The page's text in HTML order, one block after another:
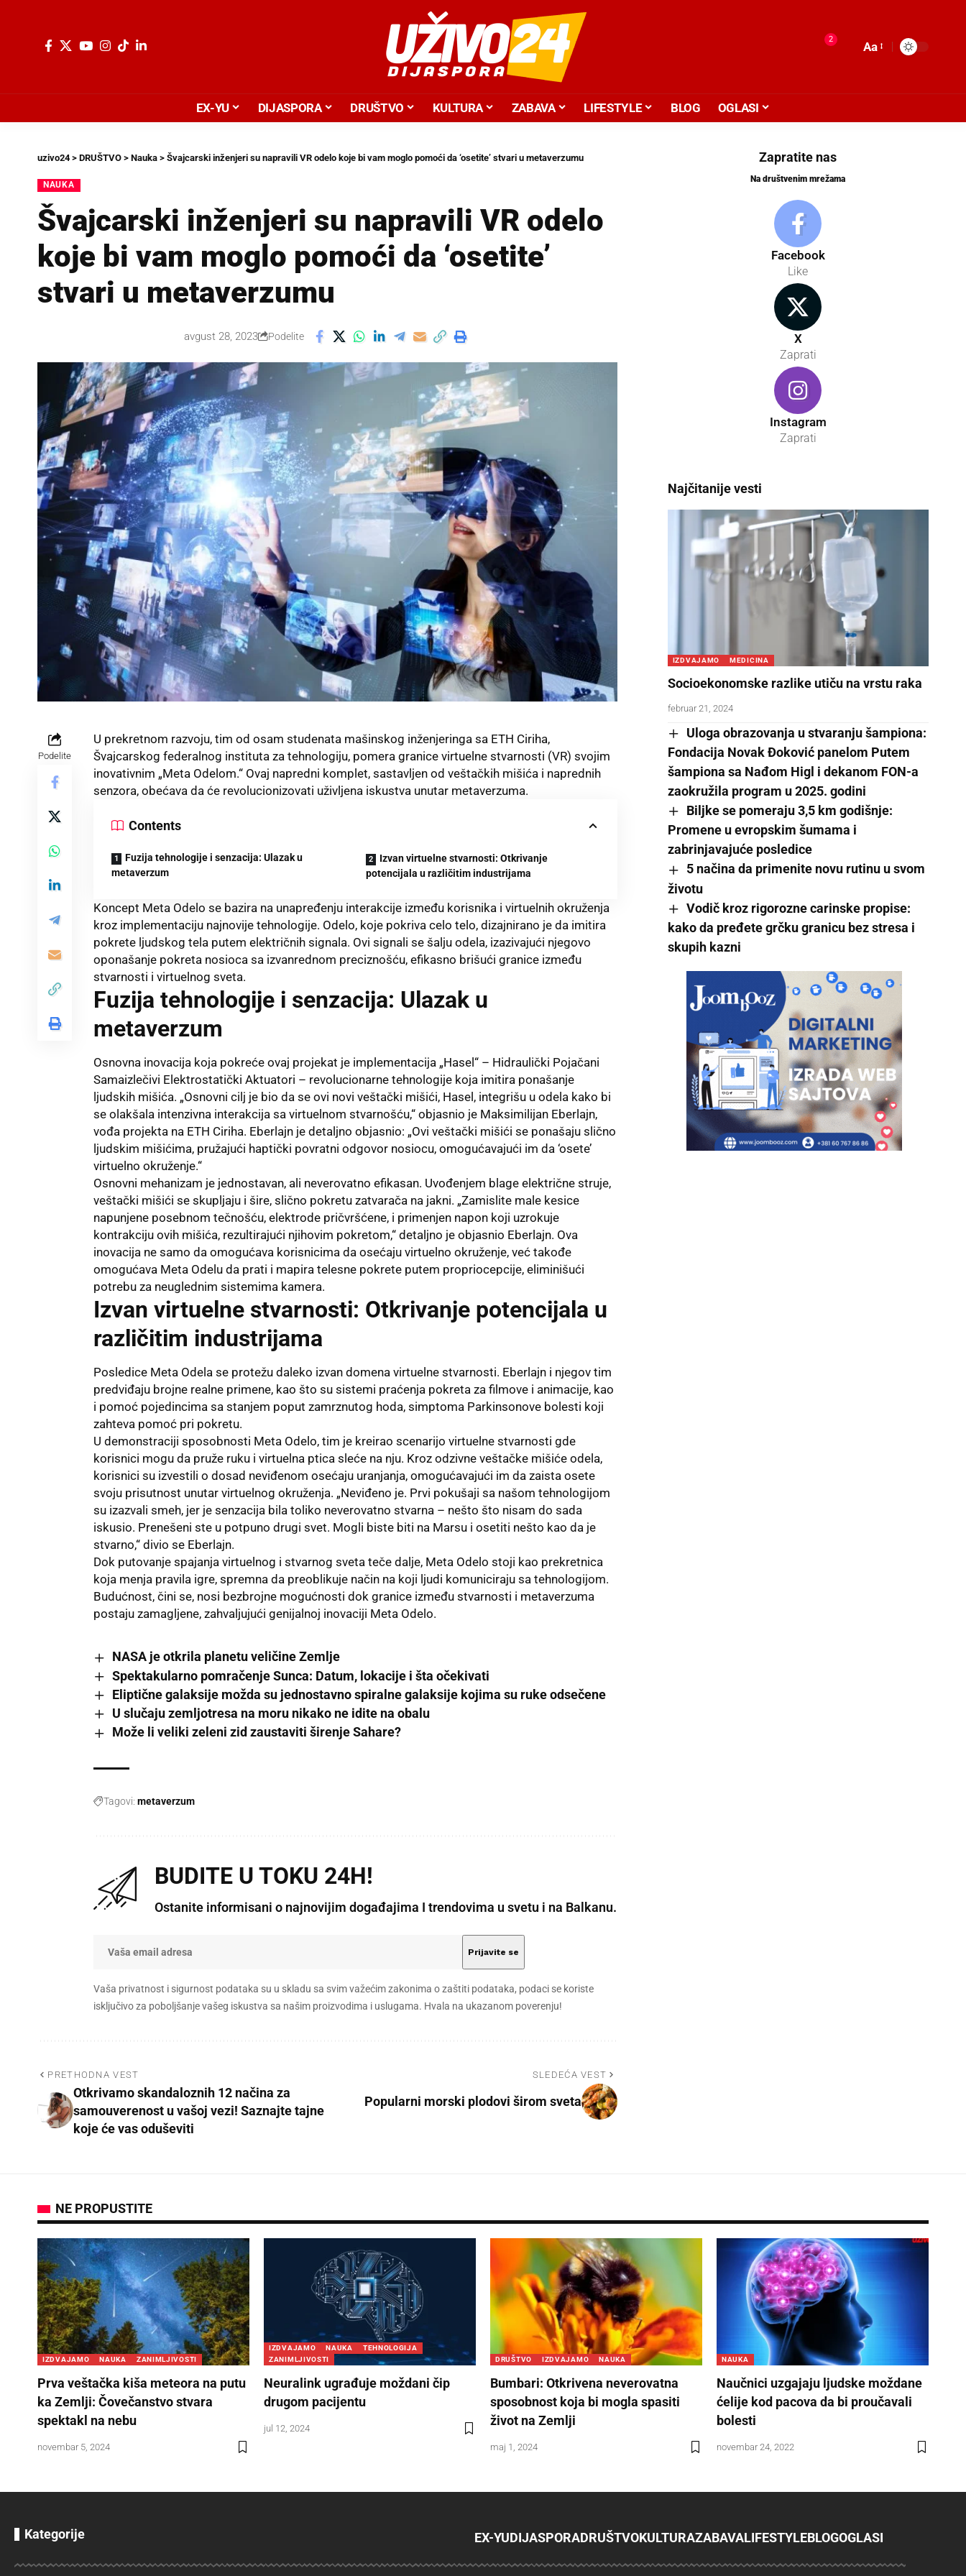
2
Aa
EX-YU DIJASPORA DRUŠTVO KULTURA ZABAVA LIFESTYLE BLOG OGLASI
uzivo24> DRUŠTVO > Nauka > Švajcarski inženjeri su napravili VR odelo koje bi vam moglo pomoći da ‘osetite’ stvari u metaverzumu
NAUKA
Švajcarski inženjeri su napravili VR odelo
koje bi vam moglo pomoći da ‘osetite’
stvari u metaverzumu
avgust 28, 2023 Podelite
Podelite
U prekretnom razvoju, tim od osam studenata mašinskog inženjeringa sa ETH Ciriha,
Švajcarskog federalnog instituta za tehnologiju, pomera granice virtuelne stvarnosti (VR) svojim
inovativnim „Meta Odelom.“ Ovaj napredni komplet, sastavljen od veštačkih mišića i naprednih
senzora, obećava da će revolucionizovati uživljena iskustva unutar metaverzuma.
Contents
Fuzija tehnologije i senzacija: Ulazak u
metaverzum
Izvan virtuelne stvarnosti: Otkrivanje
potencijala u različitim industrijama
Koncept Meta Odelo se bazira na unapređenju interakcije između korisnika i virtuelnih okruženja
kroz implementaciju najnovije tehnologije. Odelo, koje pokriva celo telo, dizajnirano je da imitira
pokrete ljudskog tela putem električnih signala. Ovi signali se šalju odela, izazivajući njegovo
oponašanje pokreta nosioca sa izvanrednom preciznošću, efikasno brišući granice između
stvarnosti i virtuelnog sveta.
Fuzija tehnologije i senzacija: Ulazak u
metaverzum
Osnovna inovacija koja pokreće ovaj projekat je implementacija „Hasel“ – Hidraulički Pojačani
Samaizlečivi Elektrostatički Aktuatori – revolucionarne tehnologije koja imitira ponašanje
ljudskih mišića. „Osnovni cilj je bio da se ovi novi veštački mišići, Hasel, integrišu u odela kako bi
se olakšala intenzivna interakcija sa virtuelnom stvarnošću,“ objasnio je Maksimilijan Eberlajn,
vođa projekta na ETH Ciriha. Eberlajn je detaljno objasnio: „Ovi veštački mišići se ponašaju slično
ljudskim mišićima, pružajući haptički povratni odgovor nosiocu, omogućavajući im da ‘osete’
virtuelno okruženje.“
Osnovni mehanizam je jednostavan, ali neverovatno efikasan. Uvođenjem blage električne struje,
veštački mišići se skupljaju i šire, slično pokretu zatvarača na jakni. „Zamislite male kesice
napunjene posebnom tečnošću, elektrode pričvršćene, i primenjen napon koji uzrokuje
kontrakciju ovih mišića, rezultirajući njihovim pokretom,“ detaljno je objasnio Eberlajn. Ova
inovacija ne samo da omogućava korisnicima da osećaju virtuelno okruženje, već takođe
omogućava Meta Odelu da prati i mapira telesne pokrete putem propriocepcije, eliminišući
potrebu za neuglednim sistemima kamera.
Izvan virtuelne stvarnosti: Otkrivanje potencijala u
različitim industrijama
Posledice Meta Odela se protežu daleko izvan domena virtuelne stvarnosti. Eberlajn i njegov tim
predviđaju brojne realne primene, kao što su sistemi praćenja pokreta za filmove i animacije, kao
i pomoć pojedincima sa stanjem poput zamrznutog hoda, simptoma Parkinsonove bolesti koji
zahteva pomoć pri pokretu.
U demonstraciji sposobnosti Meta Odelo, tim je kreirao scenarijo virtuelne stvarnosti gde
korisnici mogu da pruže ruku i virtuelna ptica sleće na nju. Kroz odzivne veštačke mišiće odela,
korisnici su izvestili o dosad neviđenom osećaju uranjanja, omogućavajući im da zaista osete
svoju prisutnost unutar virtuelnog okruženja. „Neviđeno je. Prvi pokušaji sa našom tehnologijom
su izazvali smeh, jer je senzacija bila toliko neverovatno stvarna – nešto što nisam do sada
iskusio. Prenešeni ste u potpuno drugi svet. Mogli biste biti na Marsu i osetiti nešto kao da je
stvarno,“ divio se Eberlajn.
Dok putovanje spajanja virtuelnog i stvarnog sveta teče dalje, Meta Odelo stoji kao prekretnica
koja menja pravila igre, spremna da preoblikuje način na koji ljudi komuniciraju sa tehnologijom.
Budućnost, čini se, nosi bezbrojne mogućnosti dok granice između stvarnosti i metaverzuma
postaju zamagljene, zahvaljujući genijalnoj inovaciji Meta Odelo.
NASA je otkrila planetu veličine Zemlje
Spektakularno pomračenje Sunca: Datum, lokacije i šta očekivati
Eliptične galaksije možda su jednostavno spiralne galaksije kojima su ruke odsečene
U slučaju zemljotresa na moru nikako ne idite na obalu
Može li veliki zeleni zid zaustaviti širenje Sahare?
Tagovi: metaverzum
BUDITE U TOKU 24H!
Ostanite informisani o najnovijim događajima I trendovima u svetu i na Balkanu.
Vaša privatnost i sigurnost podataka su u skladu sa svim važećim zakonima o zaštiti podataka, podaci se koriste
isključivo za poboljšanje vašeg iskustva sa našim proizvodima i uslugama. Hvala na ukazanom poverenju!
PRETHODNA VEST
Otkrivamo skandaloznih 12 načina za
samouverenost u vašoj vezi! Saznajte tajne
koje će vas oduševiti
SLEDEĆA VEST
Popularni morski plodovi širom sveta
Zapratite nas
Na društvenim mrežama
Facebook
Like
X
Zaprati
Instagram
Zaprati
Najčitanije vesti
IZDVAJAMO MEDICINA
Socioekonomske razlike utiču na vrstu raka
februar 21, 2024
Uloga obrazovanja u stvaranju šampiona:
Fondacija Novak Đoković panelom Putem
šampiona sa Nađom Higl i dekanom FON-a
zaokružila program u 2025. godini
Biljke se pomeraju 3,5 km godišnje:
Promene u evropskim šumama i
zabrinjavajuće posledice
5 načina da primenite novu rutinu u svom
životu
Vodič kroz rigorozne carinske propise:
kako da pređete grčku granicu bez stresa i
skupih kazni
NE PROPUSTITE
IZDVAJAMO NAUKA ZANIMLJIVOSTI
Prva veštačka kiša meteora na putu
ka Zemlji: Čovečanstvo stvara
spektakl na nebu
novembar 5, 2024
IZDVAJAMO NAUKA
TEHNOLOGIJA
ZANIMLJIVOSTI
Neuralink ugrađuje moždani čip
drugom pacijentu
jul 12, 2024
DRUŠTVO IZDVAJAMO NAUKA
Bumbari: Otkrivena neverovatna
sposobnost koja bi mogla spasiti
život na Zemlji
maj 1, 2024
NAUKA
Naučnici uzgajaju ljudske moždane
ćelije kod pacova da bi proučavali
bolesti
novembar 24, 2022
Kategorije EX-YUDIJASPORADRUŠTVOKULTURAZABAVALIFESTYLEBLOGOGLASI